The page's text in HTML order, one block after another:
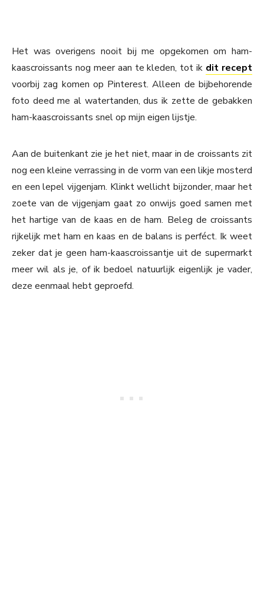
Het was overigens nooit bij me opgekomen om ham-
kaascroissants nog meer aan te kleden, tot ik dit recept
voorbij zag komen op Pinterest. Alleen de bijbehorende
foto deed me al watertanden, dus ik zette de gebakken
ham-kaascroissants snel op mijn eigen lijstje.
Aan de buitenkant zie je het niet, maar in de croissants zit
nog een kleine verrassing in de vorm van een likje mosterd
en een lepel vijgenjam. Klinkt wellicht bijzonder, maar het
zoete van de vijgenjam gaat zo onwijs goed samen met
het hartige van de kaas en de ham. Beleg de croissants
rijkelijk met ham en kaas en de balans is perféct. Ik weet
zeker dat je geen ham-kaascroissantje uit de supermarkt
meer wil als je, of ik bedoel natuurlijk eigenlijk je vader,
deze eenmaal hebt geproefd.